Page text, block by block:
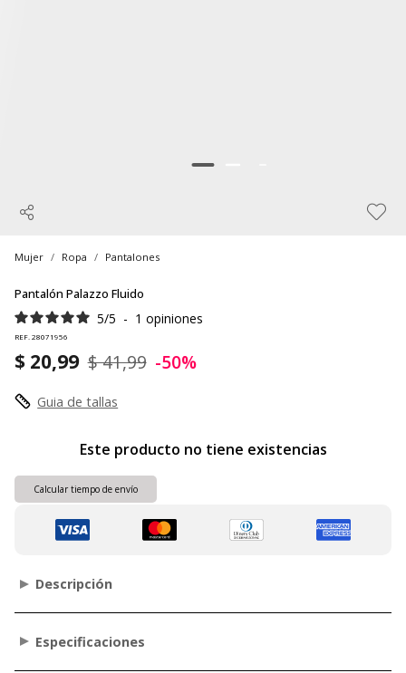
Mujer Ropa Pantalones
Pantalón Palazzo Fluido
5/5 - 1 opiniones
REF. 28071956
$ 20,99 $ 41,99 -50%
Guia de tallas
Este producto no tiene existencias
Calcular tiempo de envío
Descripción
Especificaciones